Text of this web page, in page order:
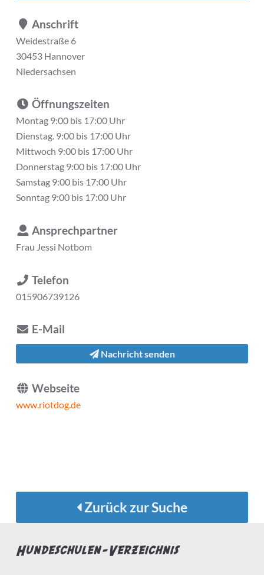
Anschrift
Weidestraße 6
30453 Hannover
Niedersachsen
Öffnungszeiten
Montag 9:00 bis 17:00 Uhr
Dienstag. 9:00 bis 17:00 Uhr
Mittwoch 9:00 bis 17:00 Uhr
Donnerstag 9:00 bis 17:00 Uhr
Samstag 9:00 bis 17:00 Uhr
Sonntag 9:00 bis 17:00 Uhr
Ansprechpartner
Frau Jessi Notbom
Telefon
015906739126
E-Mail
Nachricht senden
Webseite
www.riotdog.de
Zurück zur Suche
Hundeschulen-Verzeichnis